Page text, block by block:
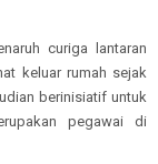
curiga lantaran
keluar rumah sejak
berinisiatif untuk
pegawai di